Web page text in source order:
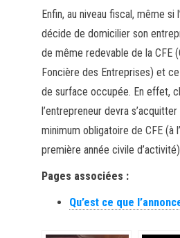
Enfin, au niveau fiscal, même si
décide de domicilier son
de même redevable de la CFE
Foncière des Entreprises) et
de surface occupée. En effet,
l’entrepreneur devra
minimum obligatoire de CFE (à
première année civile
Pages associées :
Qu’est ce que